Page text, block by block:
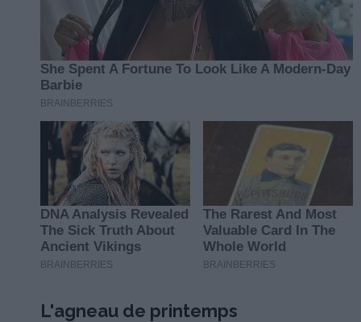
L'agneau de printemps